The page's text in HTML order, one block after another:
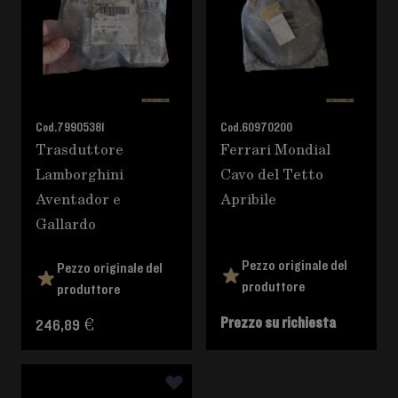
Cod.79905381
Trasduttore
Lamborghini
Aventador e
Gallardo
Pezzo originale del
produttore
246,89 €
Cod.60970200
Ferrari Mondial
Cavo del Tetto
Apribile
Pezzo originale del
produttore
Prezzo su richiesta